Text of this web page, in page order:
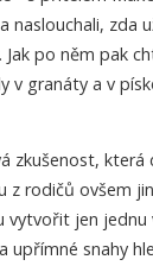
naslouchali, zda
po něm pak
v granáty a v
zkušenost,
z rodičů ovšem
vytvořit jen
snahy